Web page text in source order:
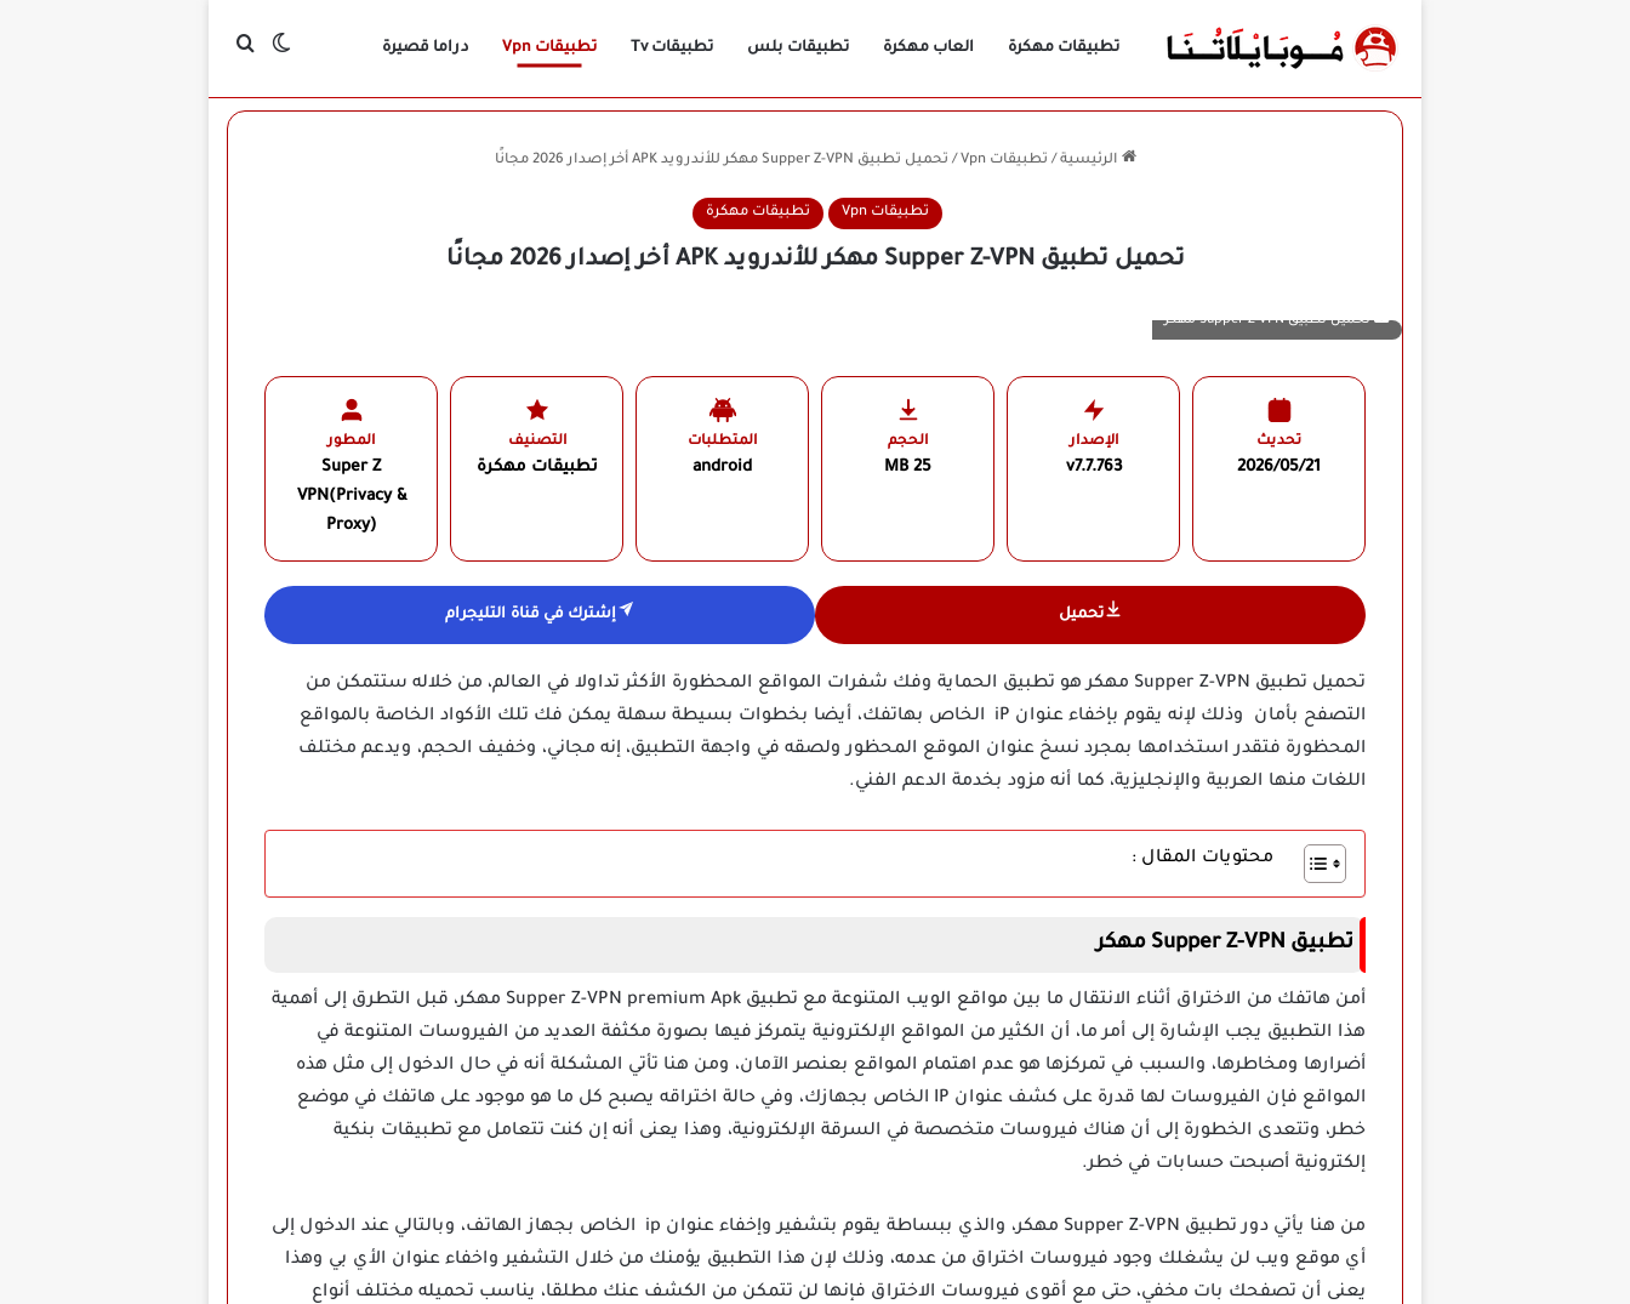
تطبيقات مهكرة العاب مهكرة تطبيقات بلس تطبيقات Tv تطبيقات Vpn دراما قصيرة الوضع المظلم
بحث عن
الرئيسية / تطبيقات Vpn / تحميل تطبيق Supper Z-VPN مهكر للأندرويد APK أخر إصدار 2026 مجانًا
تطبيقات Vpn تطبيقات مهكرة
تحميل تطبيق Supper Z-VPN مهكر للأندرويد APK أخر إصدار 2026 مجانًا
تحميل تطبيق Supper Z-VPN مهكر
تحديث
2026/05/21
الإصدار
v7.7.763
الحجم
25 MB
المتطلبات
android
التصنيف
تطبيقات مهكرة
المطور
Super Z
VPN(Privacy &
Proxy)‏
تحميل إشترك في قناة التليجرام
تحميل تطبيق Supper Z-VPN مهكر هو تطبيق الحماية وفك شفرات المواقع المحظورة الأكثر تداولا في العالم، من خلاله ستتمكن من
التصفح بأمان وذلك لإنه يقوم بإخفاء عنوان iP الخاص بهاتفك، أيضا بخطوات بسيطة سهلة يمكن فك تلك الأكواد الخاصة بالمواقع
المحظورة فتقدر استخدامها بمجرد نسخ عنوان الموقع المحظور ولصقه في واجهة التطبيق، إنه مجاني، وخفيف الحجم، ويدعم مختلف
اللغات منها العربية والإنجليزية، كما أنه مزود بخدمة الدعم الفني.
محتويات المقال :
تطبيق Supper Z-VPN مهكر
أمن هاتفك من الاختراق أثناء الانتقال ما بين مواقع الويب المتنوعة مع تطبيق Supper Z-VPN premium Apk مهكر، قبل التطرق إلى أهمية
هذا التطبيق يجب الإشارة إلى أمر ما، أن الكثير من المواقع الإلكترونية يتمركز فيها بصورة مكثفة العديد من الفيروسات المتنوعة في
أضرارها ومخاطرها، والسبب في تمركزها هو عدم اهتمام المواقع بعنصر الآمان، ومن هنا تأتي المشكلة أنه في حال الدخول إلى مثل هذه
المواقع فإن الفيروسات لها قدرة على كشف عنوان IP الخاص بجهازك، وفي حالة اختراقه يصبح كل ما هو موجود على هاتفك في موضع
خطر، وتتعدى الخطورة إلى أن هناك فيروسات متخصصة في السرقة الإلكترونية، وهذا يعنى أنه إن كنت تتعامل مع تطبيقات بنكية
إلكترونية أصبحت حسابات في خطر.
من هنا يأتي دور تطبيق Supper Z-VPN مهكر، والذي ببساطة يقوم بتشفير وإخفاء عنوان ip الخاص بجهاز الهاتف، وبالتالي عند الدخول إلى
أي موقع ويب لن يشغلك وجود فيروسات اختراق من عدمه، وذلك لإن هذا التطبيق يؤمنك من خلال التشفير واخفاء عنوان الأي بي وهذا
يعنى أن تصفحك بات مخفي، حتى مع أقوى فيروسات الاختراق فإنها لن تتمكن من الكشف عنك مطلقا، يناسب تحميله مختلف أنواع